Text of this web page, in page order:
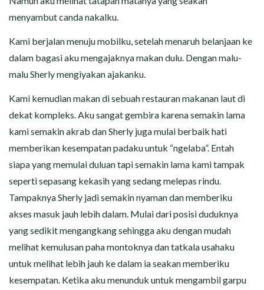
menyambut canda nakalku.
Kami berjalan menuju mobilku, setelah menaruh belanjaan ke
dalam bagasi aku mengajaknya makan dulu. Dengan malu-
malu Sherly mengiyakan ajakanku.
Kami kemudian makan di sebuah restauran makanan laut di
dekat kompleks. Aku sangat gembira karena semakin lama
kami semakin akrab dan Sherly juga mulai berbaik hati
memberikan kesempatan padaku untuk “ngelaba”. Entah
siapa yang memulai duluan tapi semakin lama kami tampak
seperti sepasang kekasih yang sedang melepas rindu.
Tampaknya Sherly jadi semakin nyaman dan memberiku
akses masuk jauh lebih dalam. Mulai dari posisi duduknya
yang sedikit mengangkang sehingga aku dengan mudah
melihat kemulusan paha montoknya dan tatkala usahaku
untuk melihat lebih jauh ke dalam ia seakan memberiku
kesempatan. Ketika aku menunduk untuk mengambil garpu